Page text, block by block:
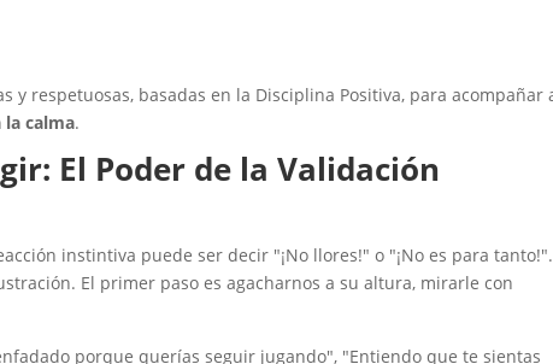
y respetuosas, basadas en la Disciplina Positiva, para acompañar
la calma.
El Poder de la Validación
instintiva puede ser decir "¡No llores!" o "¡No es para tanto!".
El primer paso es agacharnos a su altura, mirarle con
porque querías seguir jugando", "Entiendo que te sientas